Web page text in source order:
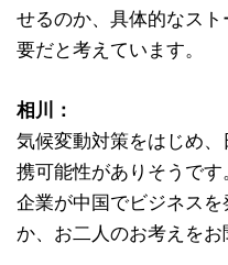
せるのか、具体的なス
要だと考えています。
相川：
気候変動対策をはじめ
携可能性がありそうで
企業が中国でビジネス
か、お二人のお考えをお